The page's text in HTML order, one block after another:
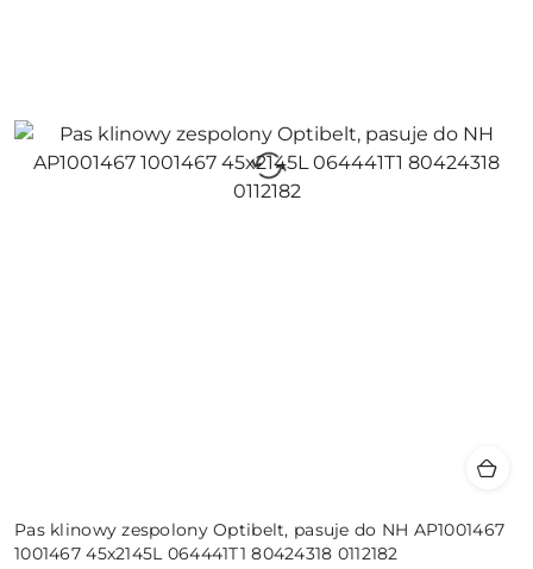
Pas klinowy zespolony Optibelt, pasuje do NH AP1001467
1001467 45x2145L 064441T1 80424318 0112182